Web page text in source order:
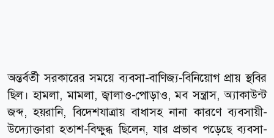
অন্তর্বর্তী সরকারের সময়ে ব্যবসা-বাণিজ্য-বিনিয়োগ প্রায় স্থবির
ছিল। হামলা, মামলা, জ্বালাও-পোড়াও, মব সন্ত্রাস, অ্যাকাউন্ট
জব্দ, হয়রানি, বিদেশযাত্রায় বাধাসহ নানা কারণে ব্যবসায়ী-
উদ্যোক্তারা হতাশ-বিক্ষুব্ধ ছিলেন, যার প্রভাব পড়েছে ব্যবসা-